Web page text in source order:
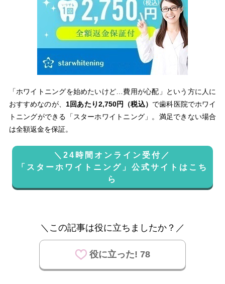
「ホワイトニングを始めたいけど…費用が心配」という方に人に
おすすめなのが、 1回あたり2,750円（税込） で歯科医院でホワイ
トニングができる「スターホワイトニング」。満足できない場合
は全額返金を保証。
＼24時間オンライン受付／
「スターホワイトニング」公式サイトはこち
ら
＼この記事は役に立ちましたか？／
役に立った! 78